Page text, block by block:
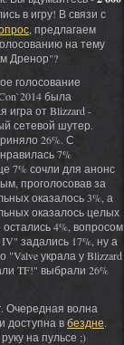
в игру! В связи с
, предлагаем
на тему
Дренор"?
голосование
была
игра от Blizzard -
сетевой шутер.
26%. С
7%
7% сочли для анонс
проголосовав за
оказалось 3%, а
оказалось целых
4%, вопросом
задались 17%, ну а
украла у Blizzard
TF!" выбрали 26%
. Очередная волна
доступна вбездне.
на пульсе ;)